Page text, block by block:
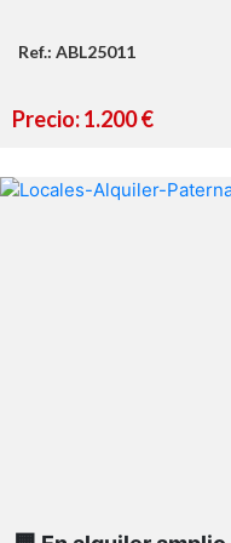
Ref.: ABL25011
Precio: 1.200 €